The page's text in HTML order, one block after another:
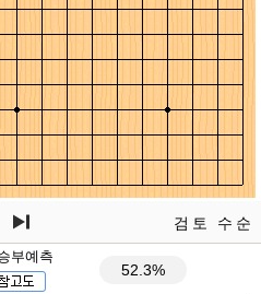
검토 수순
부예측
52.3%